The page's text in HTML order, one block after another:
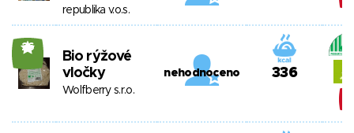
republika v.o.s.
26
Bio rýžové
vločky
Wolfberry s.r.o.
nehodnoceno 336